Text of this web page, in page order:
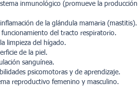
inmunológico (promueve la
de la glándula mamaria (mastitis).
del tracto respiratorio.
limpieza del hígado.
de la piel.
sanguínea.
psicomotoras y de aprendizaje.
reproductivo femenino y masculino.